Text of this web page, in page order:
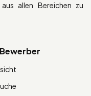
allen Bereichen zu